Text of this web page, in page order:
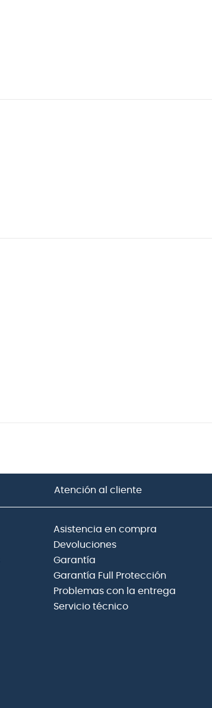
Atención al cliente
Asistencia en compra
Devoluciones
Garantía
Garantía Full Protección
Problemas con la entrega
Servicio técnico